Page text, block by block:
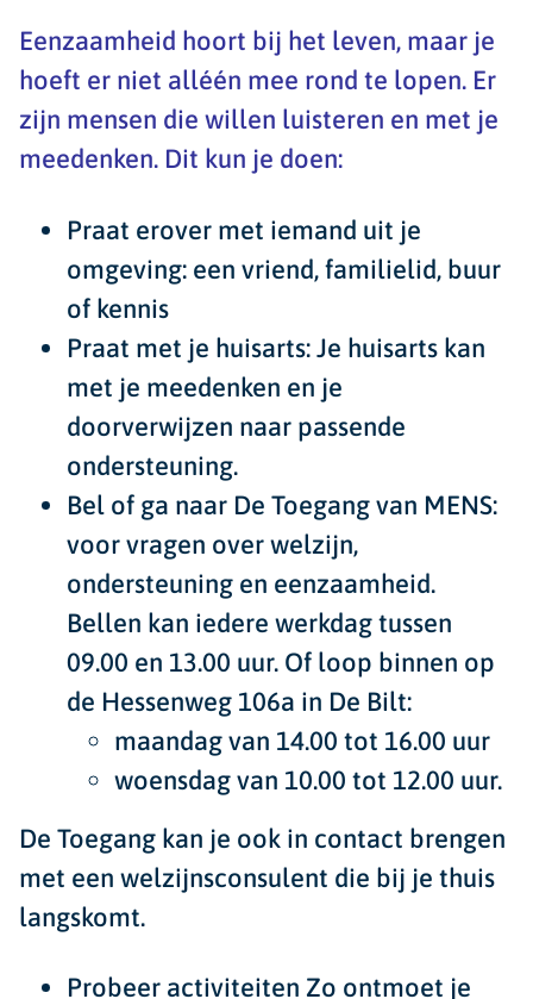
Eenzaamheid hoort bij het leven, maar je
hoeft er niet alléén mee rond te lopen. Er
zijn mensen die willen luisteren en met je
meedenken. Dit kun je doen:
Praat erover met iemand uit je
omgeving: een vriend, familielid, buur
of kennis
Praat met je huisarts: Je huisarts kan
met je meedenken en je
doorverwijzen naar passende
ondersteuning.
Bel of ga naar De Toegang van MENS:
voor vragen over welzijn,
ondersteuning en eenzaamheid.
Bellen kan iedere werkdag tussen
09.00 en 13.00 uur. Of loop binnen op
de Hessenweg 106a in De Bilt:
maandag van 14.00 tot 16.00 uur
woensdag van 10.00 tot 12.00 uur.
De Toegang kan je ook in contact brengen
met een welzijnsconsulent die bij je thuis
langskomt.
Probeer activiteiten Zo ontmoet je